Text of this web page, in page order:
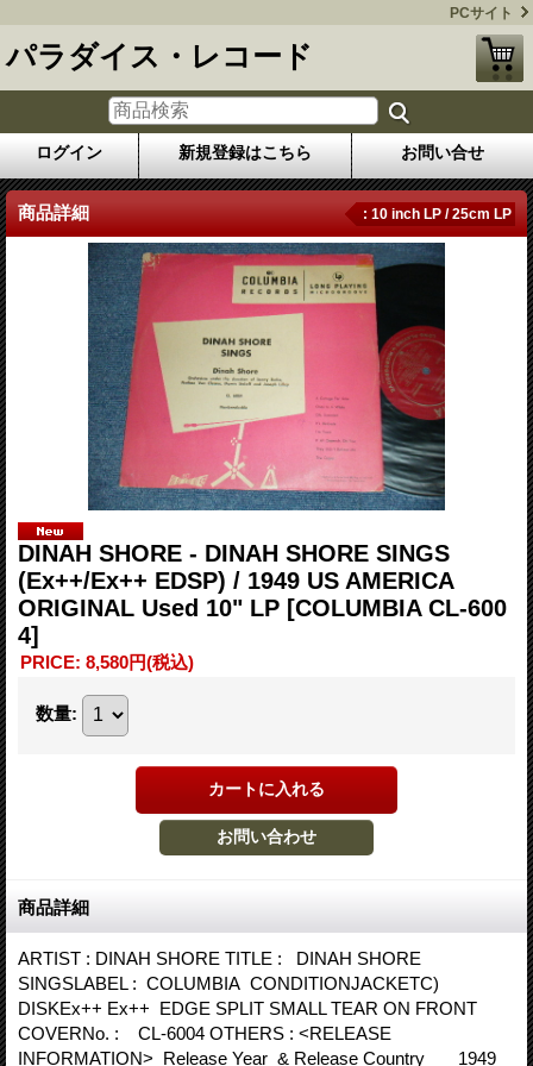
PCサイト
パラダイス・レコード
ログイン 新規登録はこちら お問い合せ
商品詳細 : 10 inch LP / 25cm LP
DINAH SHORE - DINAH SHORE SINGS
(Ex++/Ex++ EDSP) / 1949 US AMERICA
ORIGINAL Used 10" LP [COLUMBIA CL-600
4]
PRICE: 8,580円(税込)
数量:
商品詳細
ARTIST : DINAH SHORE TITLE : DINAH SHORE
SINGSLABEL : COLUMBIA CONDITIONJACKETC)
DISKEx++ Ex++ EDGE SPLIT SMALL TEAR ON FRONT
COVERNo. : CL-6004 OTHERS : <RELEASE
INFORMATION> Release Year & Release Country 1949